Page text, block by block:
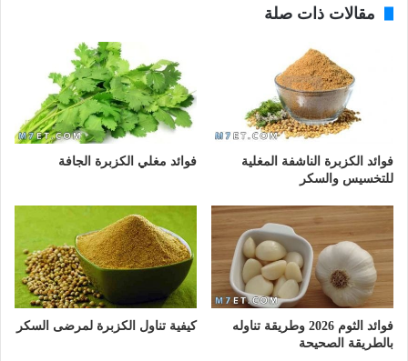
مقالات ذات صلة
فوائد الكزبرة الناشفة المغلية
للتخسيس والسكر
فوائد مغلي الكزبرة الجافة
فوائد الثوم 2026 وطريقة تناوله
بالطريقة الصحيحة
كيفية تناول الكزبرة لمرضى السكر